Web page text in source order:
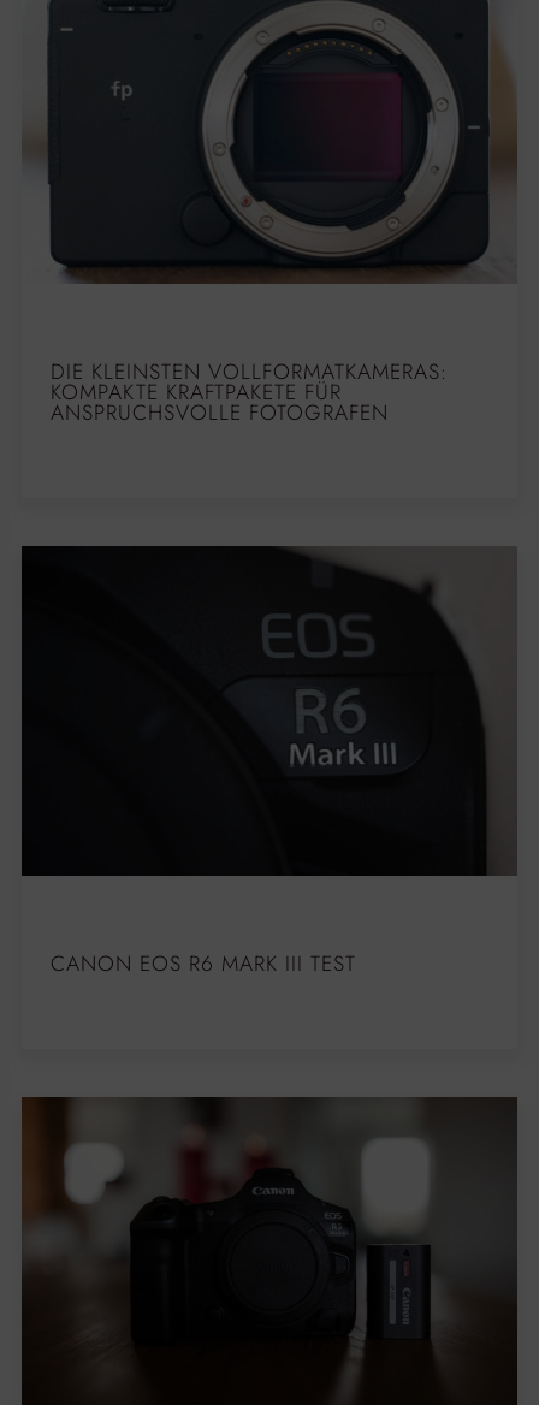
DIE KLEINSTEN VOLLFORMATKAMERAS:
KOMPAKTE KRAFTPAKETE FÜR
ANSPRUCHSVOLLE FOTOGRAFEN
CANON EOS R6 MARK III TEST